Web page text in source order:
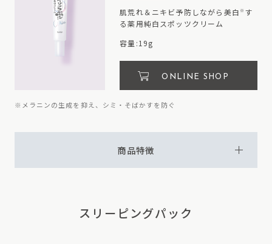
肌荒れ＆ニキビ予防しながら美白 ※ す
る薬用純白スポッツクリーム
容量:19g
ONLINE SHOP
※メラニンの生成を抑え、シミ・そばかすを防ぐ
商品特徴
スリーピングパック